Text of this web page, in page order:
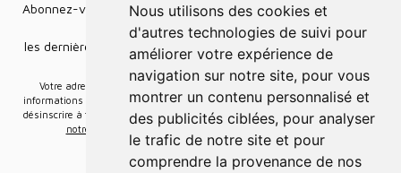
Nous utilisons des cookies et
d'autres technologies de suivi pour
améliorer votre expérience de
navigation sur notre site, pour vous
montrer un contenu personnalisé et
des publicités ciblées, pour analyser
le trafic de notre site et pour
comprendre la provenance de nos
Abonnez-vous à notre Newsletter pour recevoir nos nouvelles
offres,
les dernières nouvelles, des informations sur les ventes et les
promotions.
Votre adresse e-mail sera uniquement utilisée pour vous envoyer des
informations sur les actualités relatives au groupe Elidia. Vous pouvez vous
désinscrire à tout moment. Pour plus d’informations, cliquez ici Retrouvez ici
notre politique de protection de vos données personnelles